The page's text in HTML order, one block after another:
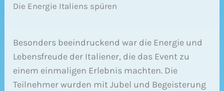
Die Energie Italiens spüren
Besonders beeindruckend war die Energie und
Lebensfreude der Italiener, die das Event zu
einem einmaligen Erlebnis machten. Die
Teilnehmer wurden mit Jubel und Begeisterung